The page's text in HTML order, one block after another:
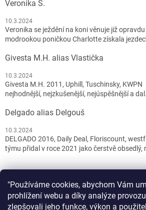
"Používáme cookies, abychom Vám
prohlížení webu a díky analýze
zlepšovali jeho funkce, výkon a
Veronika S.
10.3.2024
Veronika se ježdění na koni věnuje již
modrookou poničkou Charlotte získala
Givesta M.H. alias Vlastička
10.3.2024
Givesta M.H. 2011, Uphill, Tuschinsky,
nejhodnější, nejzkušenější, nejúspěšnější a
Delgado alias Delgouš
10.3.2024
DELGADO 2016, Daily Deal, Floriscount,
týmu přidal v roce 2021 jako čerstvě obsedlý,